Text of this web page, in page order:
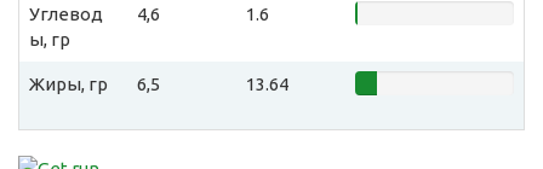
Углевод
ы, гр
4,6 1.6
Жиры, гр 6,5 13.64